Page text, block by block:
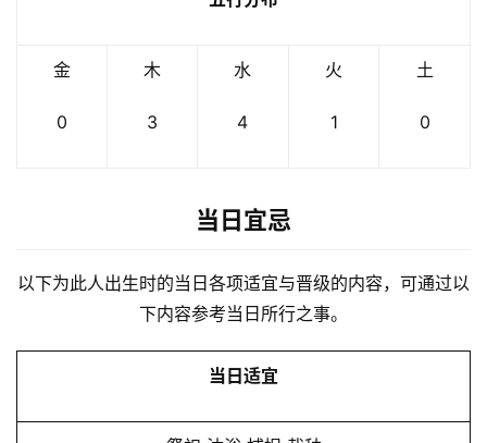
金
0
木
3
水
4
火
1
土
0
当日宜忌
以下为此人出生时的当日各项适宜与晋级的内容，可通过以
下内容参考当日所行之事。
当日适宜